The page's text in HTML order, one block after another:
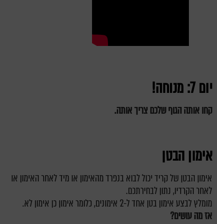
יום 7: מנוחה!
קחו אותה הגוף שלכם צריך אותה.
אימון הבטן
אימון הבטן של קריד יכול לבוא בנפרד מהאימון או מיד לאחר האימון או
לאחר הקרדיו, נתון לבחירתכם.
מומלץ לבצע אימון בטן אחד ל-2 אימונים, כלומר אימון כן אימון לא.
אז מה עושים?